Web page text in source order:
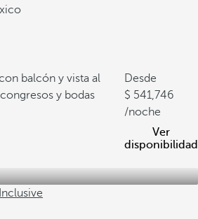
balcón y vista al
y bodas
Desde
541,746
/noche
Ver
disponibilidad